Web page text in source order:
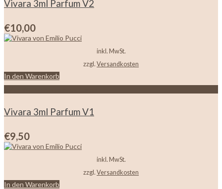
Vivara 3ml Parfum V2
€10,00
inkl. MwSt.
zzgl. Versandkosten
In den Warenkorb
Vivara 3ml Parfum V1
€9,50
inkl. MwSt.
zzgl. Versandkosten
In den Warenkorb